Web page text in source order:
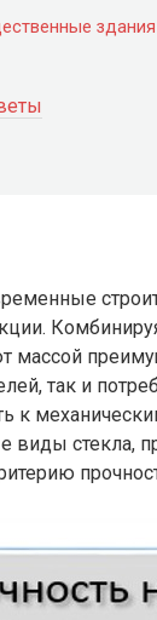
здания
массой
так и
к
виды стекла,